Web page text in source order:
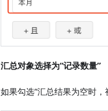
汇总对象选择为“记录数量”
如果勾选“汇总结果为空时